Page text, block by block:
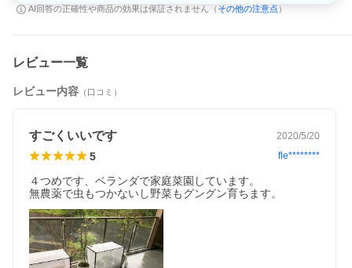
幅60cm×奥行30cm×高さ50cm
幅75cm×奥行40cm×高さ60cm
AI回答の正確性や商品の効果は保証されません（ その他の注意点 ）
レビュー一覧
レビュー内容 （口コミ）
すごくいいです 2020/5/20
5 fle********
４つめです、ベランダで家庭菜園しています。
無農薬で虫もつかないし野菜もグングン育ちます。